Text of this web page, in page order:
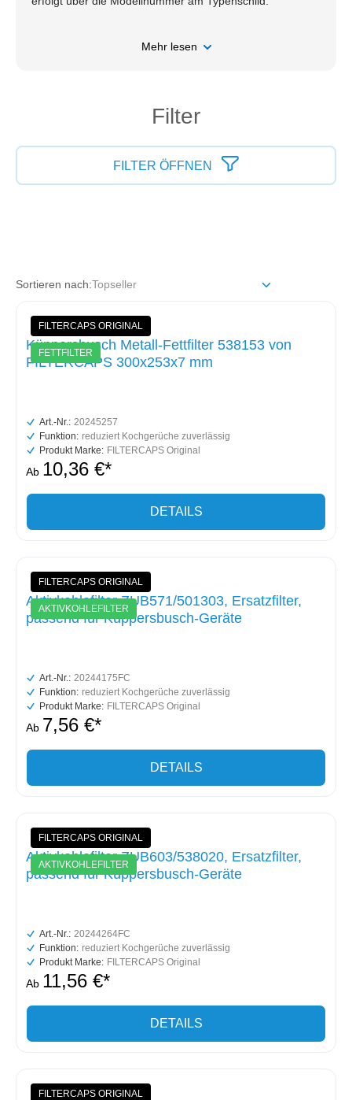
Mehr lesen
Filter
FILTER ÖFFNEN
Sortieren nach:
FILTERCAPS ORIGINAL
FETTFILTER
Küppersbusch Metall-Fettfilter 538153 von
FILTERCAPS 300x253x7 mm
Art.-Nr.: 20245257
Funktion: reduziert Kochgerüche zuverlässig
Produkt Marke: FILTERCAPS Original
Ab 10,36 €*
DETAILS
FILTERCAPS ORIGINAL
AKTIVKOHLEFILTER
Aktivkohlefilter ZUB571/501303, Ersatzfilter,
passend für Küppersbusch-Geräte
Art.-Nr.: 20244175FC
Funktion: reduziert Kochgerüche zuverlässig
Produkt Marke: FILTERCAPS Original
Ab 7,56 €*
DETAILS
FILTERCAPS ORIGINAL
AKTIVKOHLEFILTER
Aktivkohlefilter ZUB603/538020, Ersatzfilter,
passend für Küppersbusch-Geräte
Art.-Nr.: 20244264FC
Funktion: reduziert Kochgerüche zuverlässig
Produkt Marke: FILTERCAPS Original
Ab 11,56 €*
DETAILS
FILTERCAPS ORIGINAL